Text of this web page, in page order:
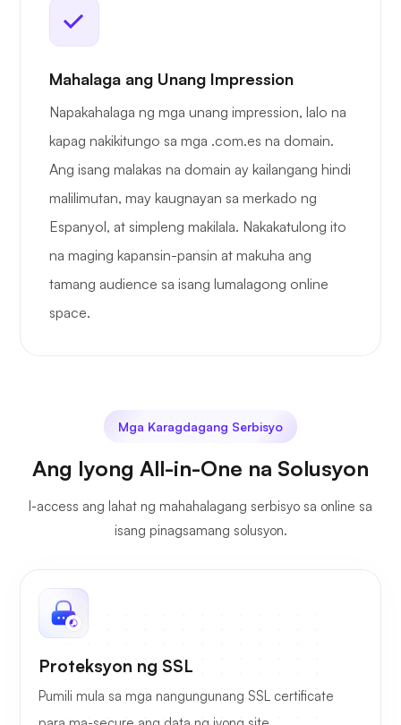
Mahalaga ang Unang Impression
Napakahalaga ng mga unang impression, lalo na
kapag nakikitungo sa mga .com.es na domain.
Ang isang malakas na domain ay kailangang hindi
malilimutan, may kaugnayan sa merkado ng
Espanyol, at simpleng makilala. Nakakatulong ito
na maging kapansin-pansin at makuha ang
tamang audience sa isang lumalagong online
space.
Mga Karagdagang Serbisyo
Ang Iyong All-in-One na Solusyon
I-access ang lahat ng mahahalagang serbisyo sa online sa
isang pinagsamang solusyon.
Proteksyon ng SSL
Pumili mula sa mga nangungunang SSL certificate